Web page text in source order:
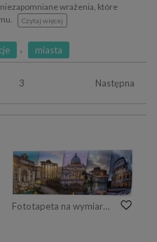
wrażenia, które
Czytaj więcej
, miasta
3 Następna
Fototapeta na wymiar Rzym i Watykan Włochy